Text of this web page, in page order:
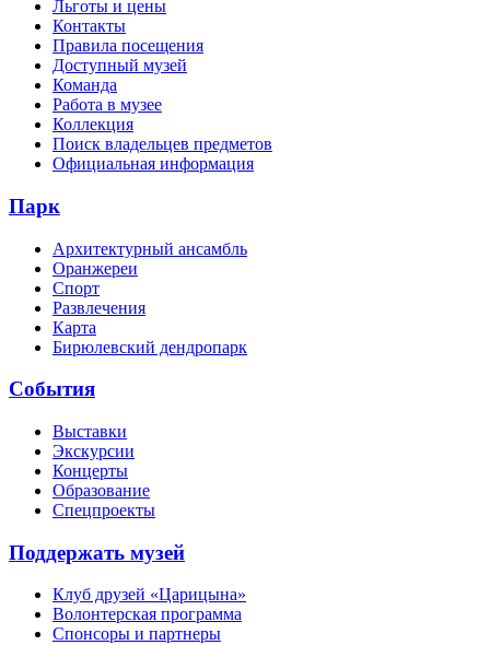
Льготы и цены
Контакты
Правила посещения
Доступный музей
Команда
Работа в музее
Коллекция
Поиск владельцев предметов
Официальная информация
Парк
Архитектурный ансамбль
Оранжереи
Спорт
Развлечения
Карта
Бирюлевский дендропарк
События
Выставки
Экскурсии
Концерты
Образование
Спецпроекты
Поддержать музей
Клуб друзей «Царицына»
Волонтерская программа
Спонсоры и партнеры